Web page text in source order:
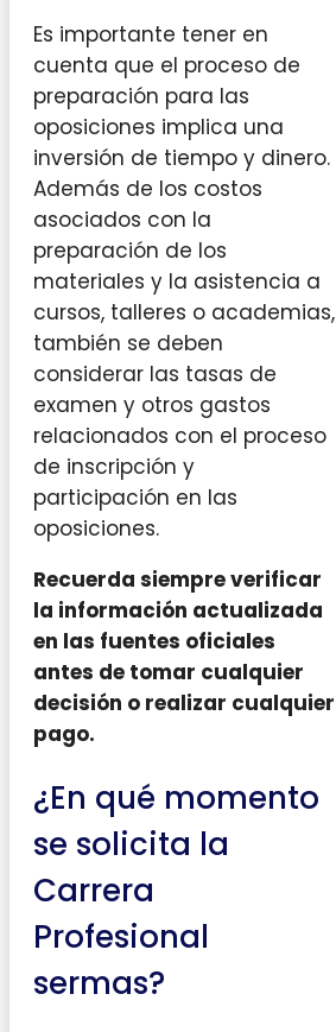
Es importante tener en
cuenta que el proceso de
preparación para las
oposiciones implica una
inversión de tiempo y dinero.
Además de los costos
asociados con la
preparación de los
materiales y la asistencia a
cursos, talleres o academias,
también se deben
considerar las tasas de
examen y otros gastos
relacionados con el proceso
de inscripción y
participación en las
oposiciones.
Recuerda siempre verificar
la información actualizada
en las fuentes oficiales
antes de tomar cualquier
decisión o realizar cualquier
pago.
¿En qué momento
se solicita la
Carrera
Profesional
sermas?